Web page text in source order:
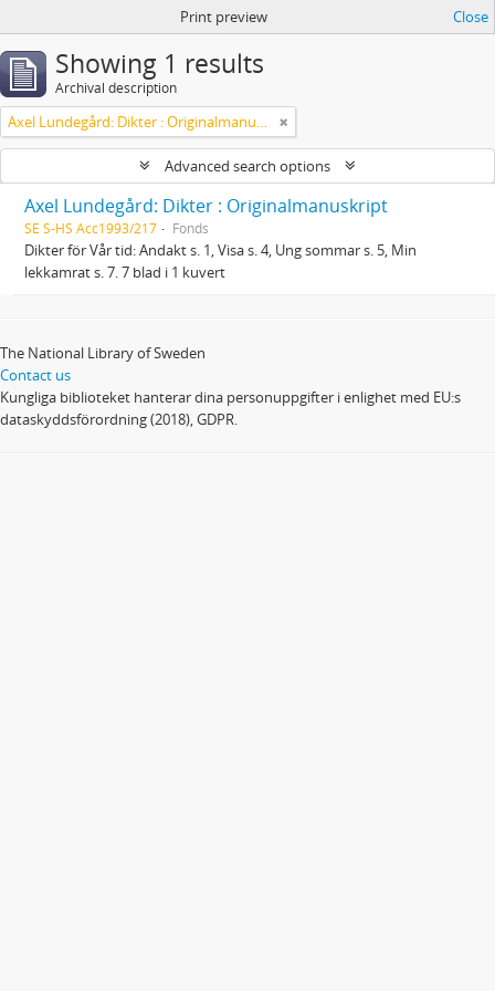
Print preview Close
Showing 1 results
Archival description
Axel Lundegård: Dikter : Originalmanuskript
Advanced search options
Axel Lundegård: Dikter : Originalmanuskript
SE S-HS Acc1993/217 Fonds
Dikter för Vår tid: Andakt s. 1, Visa s. 4, Ung sommar s. 5, Min
lekkamrat s. 7. 7 blad i 1 kuvert
The National Library of Sweden
Contact us
Kungliga biblioteket hanterar dina personuppgifter i enlighet med EU:s
dataskyddsförordning (2018), GDPR.